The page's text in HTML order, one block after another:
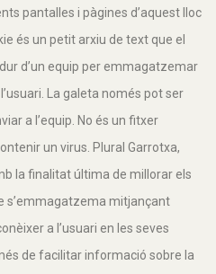
pantalles i pàgines d’aquest lloc
és un petit arxiu de text que el
d’un equip per emmagatzemar
La galeta només pot ser
a l’equip. No és un fitxer
un virus. Plural Garrotxa,
la finalitat última de millorar els
s’emmagatzema mitjançant
a l’usuari en les seves
de facilitar informació sobre la